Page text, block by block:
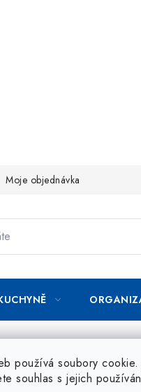
používá soubory
souhlas s jejich
Moje objednávka